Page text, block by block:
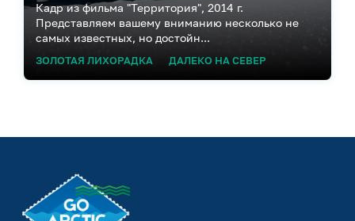
Кадр из фильма "Территория", 2014 г.
Представляем вашему вниманию несколько не
самых известных, но достойн...
ЗОЛОТАЯ ЛИХОРАДКА ДАЛЕКО НА СЕВЕР